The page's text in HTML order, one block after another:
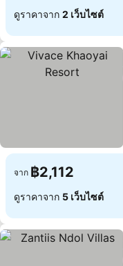
ดูราคาจาก 2 เว็บไซต์
จาก ฿2,112
ดูราคาจาก 5 เว็บไซต์